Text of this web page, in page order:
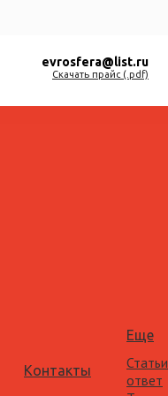
evrosfera@list.ru
Скачать прайс (.pdf)
Контакты
Еще
Статьи
ответ